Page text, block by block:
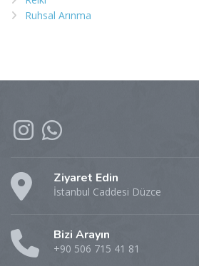
Ruhsal Arınma
Ziyaret Edin
İstanbul Caddesi Düzce
Bizi Arayın
+90 506 715 41 81